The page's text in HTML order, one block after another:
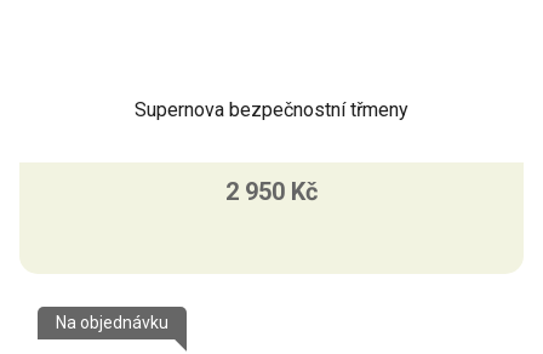
Supernova bezpečnostní třmeny
2 950 Kč
Na objednávku